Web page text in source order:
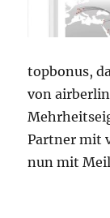
topbonus,
von
Partner mit
nun mit